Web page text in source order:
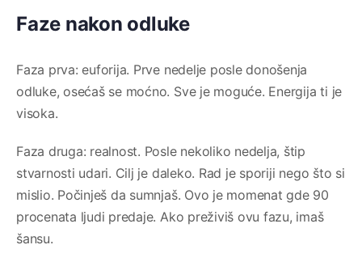
Faze nakon odluke
Faza prva: euforija. Prve nedelje posle donošenja
odluke, osećaš se moćno. Sve je moguće. Energija ti je
visoka.
Faza druga: realnost. Posle nekoliko nedelja, štip
stvarnosti udari. Cilj je daleko. Rad je sporiji nego što si
mislio. Počinješ da sumnjaš. Ovo je momenat gde 90
procenata ljudi predaje. Ako preživiš ovu fazu, imaš
šansu.